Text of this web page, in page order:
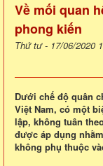
Về mối quan
phong kiến
Thứ tư - 17/06/2020
Dưới chế độ quân
Việt Nam, có một
lập, không tuân
được áp dụng
không phụ thuộc